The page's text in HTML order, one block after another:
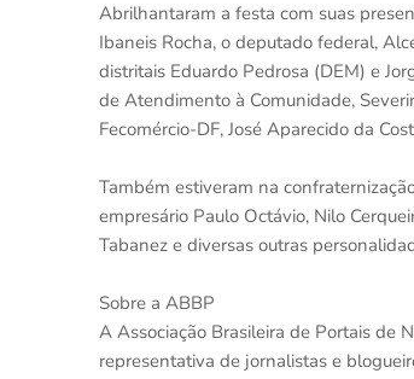
Abrilhantaram a festa com suas
Ibaneis Rocha, o deputado federal,
distritais Eduardo Pedrosa (DEM) e
de Atendimento à Comunidade,
Fecomércio-DF, José Aparecido da
Também estiveram na
empresário Paulo Octávio, Nilo
Tabanez e diversas outras
Sobre a ABBP
A Associação Brasileira de Portais de
representativa de jornalistas e